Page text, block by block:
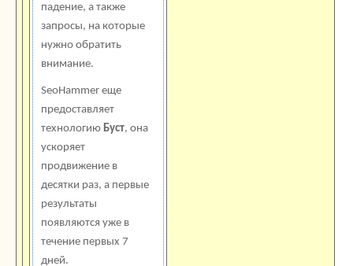
падение, а также
запросы, на которые
нужно обратить
внимание.
SeoHammer еще
предоставляет
технологию Буст, она
ускоряет
продвижение в
десятки раз, а первые
результаты
появляются уже в
течение первых 7
дней.